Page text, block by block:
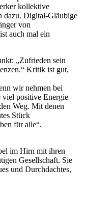
kollektive
dazu. Digital-Gläubige
von
auch mal ein
„Zufrieden sein
Kritik ist gut,
wir nehmen bei
viel positive Energie
Weg. Mit denen
Stück
für alle“.
im Hirn mit ihren
Gesellschaft. Sie
und Durchdachtes,